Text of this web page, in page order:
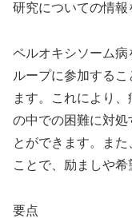
研究についての情報
ペルオキシソーム
ループに参加する
ます。これにより
の中での困難に対処
とができます。ま
ことで、励ましや希
要点